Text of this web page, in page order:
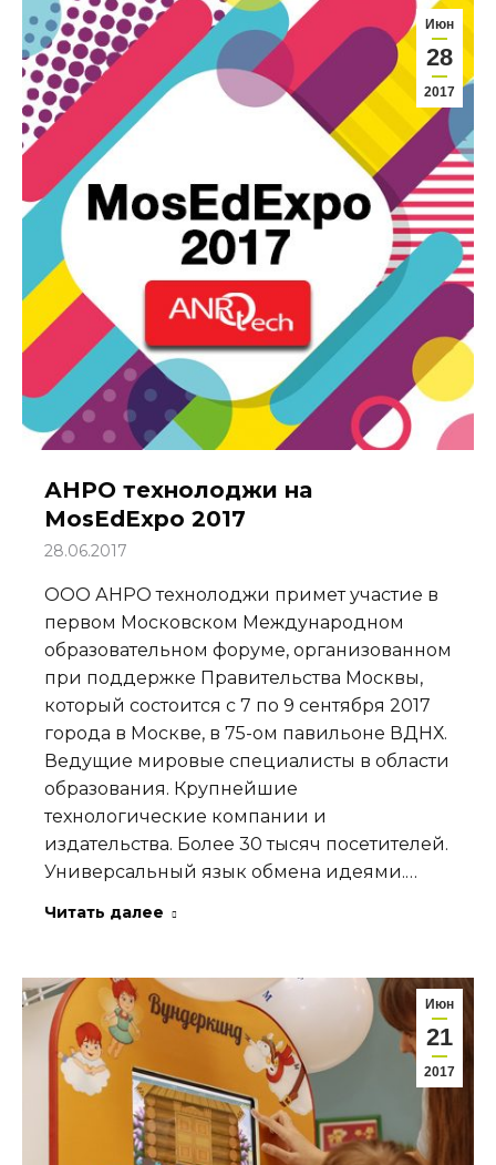
Июн
28
2017
АНРО технолоджи на
MosEdExpo 2017
28.06.2017
ООО АНРО технолоджи примет участие в
первом Московском Международном
образовательном форуме, организованном
при поддержке Правительства Москвы,
который состоится с 7 по 9 сентября 2017
города в Москве, в 75-ом павильоне ВДНХ.
Ведущие мировые специалисты в области
образования. Крупнейшие
технологические компании и
издательства. Более 30 тысяч посетителей.
Универсальный язык обмена идеями.…
Читать далее
Июн
21
2017